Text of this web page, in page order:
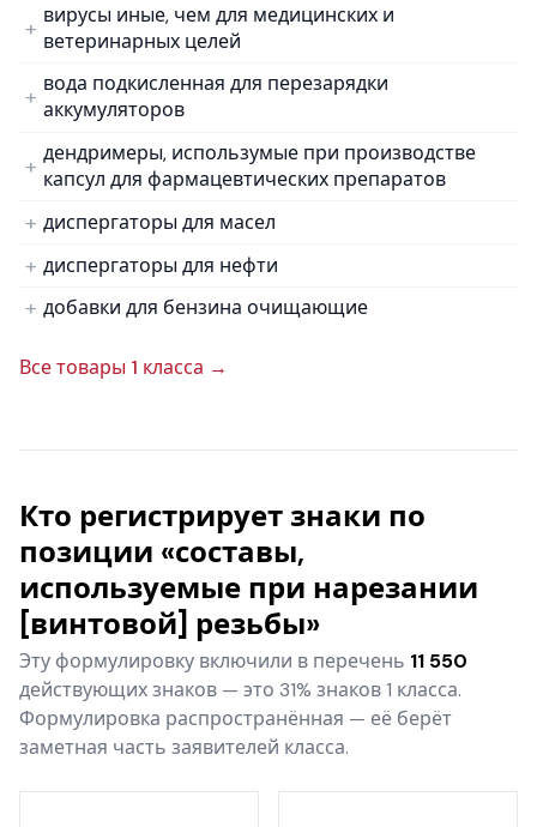
вирусы иные, чем для медицинских и
ветеринарных целей
вода подкисленная для перезарядки
аккумуляторов
дендримеры, использумые при производстве
капсул для фармацевтических препаратов
диспергаторы для масел
диспергаторы для нефти
добавки для бензина очищающие
Все товары 1 класса →
Кто регистрирует знаки по
позиции «составы,
используемые при нарезании
[винтовой] резьбы»
Эту формулировку включили в перечень 11 550
действующих знаков — это 31% знаков 1 класса.
Формулировка распространённая — её берёт
заметная часть заявителей класса.